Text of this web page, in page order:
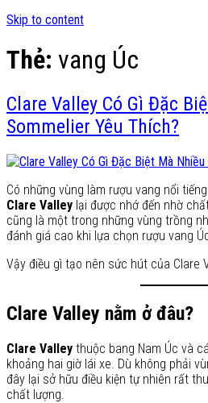
Skip to content
Thẻ: vang Úc
Clare Valley Có Gì Đặc
Sommelier Yêu Thích?
Có những vùng làm rượu vang nổi
Clare Valley lại được nhớ đến nhờ
cũng là một trong những vùng trồng
đánh giá cao khi lựa chọn rượu vang
Vậy điều gì tạo nên sức hút của Clare
Clare Valley nằm ở đâu?
Clare Valley thuộc bang Nam Úc và
khoảng hai giờ lái xe. Dù không phải
đây lại sở hữu điều kiện tự nhiên rất
chất lượng.